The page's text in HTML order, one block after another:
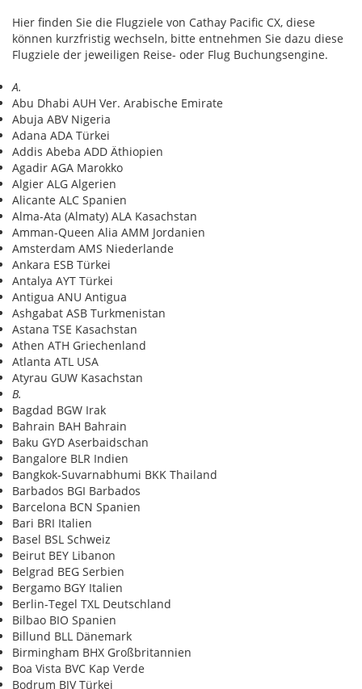
Hier finden Sie die Flugziele von Cathay Pacific CX, diese
können kurzfristig wechseln, bitte entnehmen Sie dazu diese
Flugziele der jeweiligen Reise- oder Flug Buchungsengine.
A.
Abu Dhabi AUH Ver. Arabische Emirate
Abuja ABV Nigeria
Adana ADA Türkei
Addis Abeba ADD Äthiopien
Agadir AGA Marokko
Algier ALG Algerien
Alicante ALC Spanien
Alma-Ata (Almaty) ALA Kasachstan
Amman-Queen Alia AMM Jordanien
Amsterdam AMS Niederlande
Ankara ESB Türkei
Antalya AYT Türkei
Antigua ANU Antigua
Ashgabat ASB Turkmenistan
Astana TSE Kasachstan
Athen ATH Griechenland
Atlanta ATL USA
Atyrau GUW Kasachstan
B.
Bagdad BGW Irak
Bahrain BAH Bahrain
Baku GYD Aserbaidschan
Bangalore BLR Indien
Bangkok-Suvarnabhumi BKK Thailand
Barbados BGI Barbados
Barcelona BCN Spanien
Bari BRI Italien
Basel BSL Schweiz
Beirut BEY Libanon
Belgrad BEG Serbien
Bergamo BGY Italien
Berlin-Tegel TXL Deutschland
Bilbao BIO Spanien
Billund BLL Dänemark
Birmingham BHX Großbritannien
Boa Vista BVC Kap Verde
Bodrum BJV Türkei